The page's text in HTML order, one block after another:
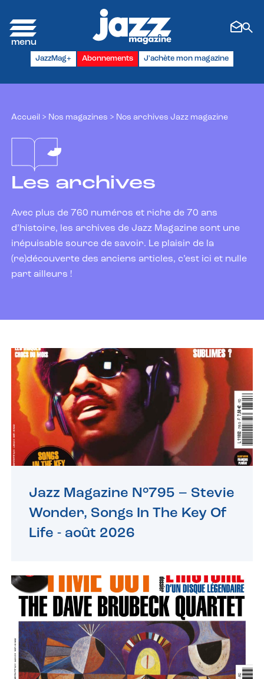
JazzMag+ Abonnements J'achète mon magazine
Accueil > Nos magazines > Nos archives Jazz magazine
Les archives
Avec plus de 760 numéros et riche de 70 ans
d’histoire, les archives de Jazz Magazine sont une
inépuisable source de savoir. Le plaisir de la
(re)découverte des anciens articles, c’est ici et nulle
part ailleurs !
Jazz Magazine N°795 – Stevie
Wonder, Songs In The Key Of
Life - août 2026